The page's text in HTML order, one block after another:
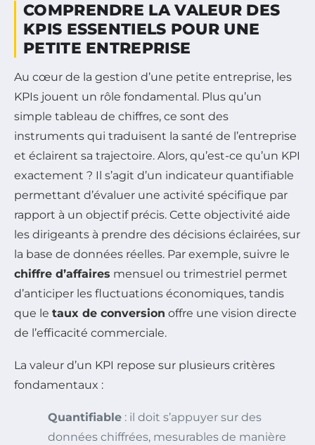
COMPRENDRE LA VALEUR DES
KPIS ESSENTIELS POUR UNE
PETITE ENTREPRISE
Au cœur de la gestion d’une petite entreprise, les
KPIs jouent un rôle fondamental. Plus qu’un
simple tableau de chiffres, ce sont des
instruments qui traduisent la santé de l’entreprise
et éclairent sa trajectoire. Alors, qu’est-ce qu’un KPI
exactement ? Il s’agit d’un indicateur quantifiable
permettant d’évaluer une activité spécifique par
rapport à un objectif précis. Cette objectivité aide
les dirigeants à prendre des décisions éclairées, sur
la base de données réelles. Par exemple, suivre le
chiffre d’affaires mensuel ou trimestriel permet
d’anticiper les fluctuations économiques, tandis
que le taux de conversion offre une vision directe
de l’efficacité commerciale.
La valeur d’un KPI repose sur plusieurs critères
fondamentaux :
Quantifiable : il doit s’appuyer sur des
données chiffrées, mesurables de manière